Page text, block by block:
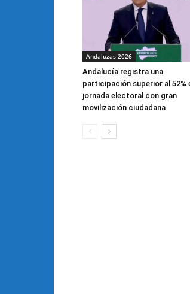
Andaluzas 2026
Andalucía registra una
participación superior al 52%
jornada electoral con gran
movilización ciudadana